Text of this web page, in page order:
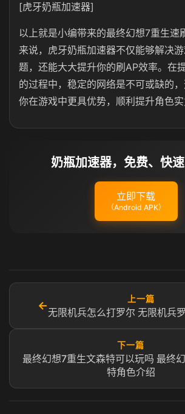
[虎牙奶瓶加速器]
以上就是小编带来的最终幻想7重生速
来说，虎牙奶瓶加速器不仅能够解决
题，还能大大提升你的刷AP效率。在
的过程中，稳定的网络是不可或缺的
你在游戏中更具优势，顺利提升角色实
奶瓶加速器，免费、快
立即下载
（Android APK）
←
上一篇
无限机兵怎么打罗尔 无限机兵
下一篇
最终幻想7重生文森特可以玩吗 最终
特角色介绍